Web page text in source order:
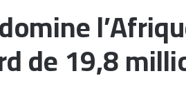
de 19,8